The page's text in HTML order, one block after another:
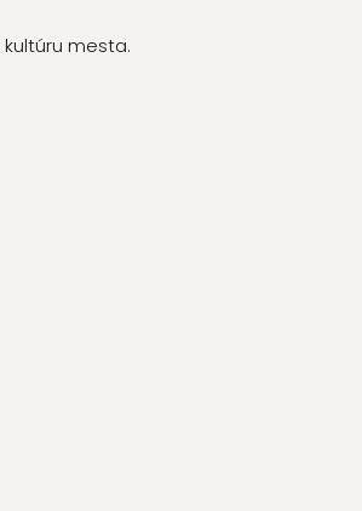
mesta.